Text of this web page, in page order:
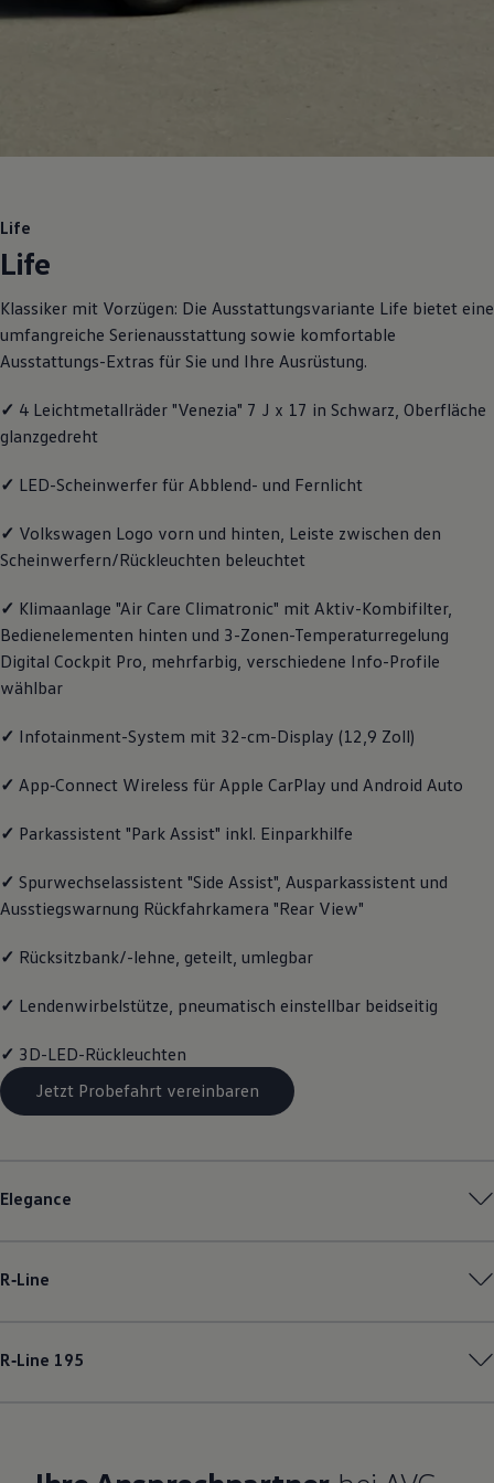
Motorenöl und Flüssigkeiten
Volkswagen Teile
Schutz und Pflege
Handy und Fahrzeug verbinden
Updates für Software, Karten und Radio
Über Ihr Auto
Vorgängermodelle
Volkswagen Kundenbetreuung
Digitale Betriebsanleitung
Live Beratung
Lifestyle
Transport
Familie
Volkswagen R
Pannen- und Unfallhilfe
Volkswagen Kundenbetreuung
Life
Life
Klassiker mit Vorzügen: Die Ausstattungsvariante Life bietet eine
umfangreiche Serienausstattung sowie komfortable
Ausstattungs-Extras für Sie und Ihre Ausrüstung.
✓ 4 Leichtmetallräder "Venezia" 7 J x 17 in Schwarz, Oberfläche
glanzgedreht
✓ LED-Scheinwerfer für Abblend- und Fernlicht
✓ Volkswagen Logo vorn und hinten, Leiste zwischen den
Scheinwerfern/Rückleuchten beleuchtet
✓ Klimaanlage "Air Care Climatronic" mit Aktiv-Kombifilter,
Bedienelementen hinten und 3-Zonen-Temperaturregelung
Digital Cockpit Pro, mehrfarbig, verschiedene Info-Profile
wählbar
✓ Infotainment-System mit 32-cm-Display (12,9 Zoll)
✓ App‑Connect Wireless für Apple CarPlay und Android Auto
✓ Parkassistent "Park Assist" inkl. Einparkhilfe
✓ Spurwechselassistent "Side Assist", Ausparkassistent und
Ausstiegswarnung Rückfahrkamera "Rear View"
✓ Rücksitzbank/-lehne, geteilt, umlegbar
✓ Lendenwirbelstütze, pneumatisch einstellbar beidseitig
✓ 3D-LED-Rückleuchten
Jetzt Probefahrt vereinbaren
Elegance
R‑Line
R‑Line 195